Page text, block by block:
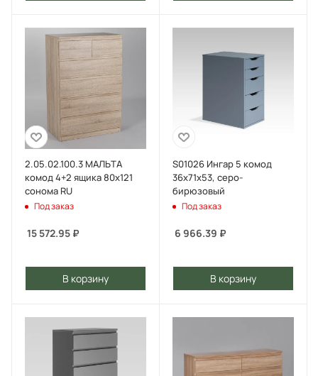
2.05.02.100.3 МАЛЬТА
комод 4+2 ящика 80х121
сонома RU
Под заказ
15 572.95 ₽
В корзину
S01026 Ингар 5 комод
36x71x53, серо-
бирюзовый
Под заказ
6 966.39 ₽
В корзину